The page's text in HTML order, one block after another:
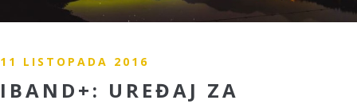
11 LISTOPADA 2016
IBAND+: UREĐAJ ZA